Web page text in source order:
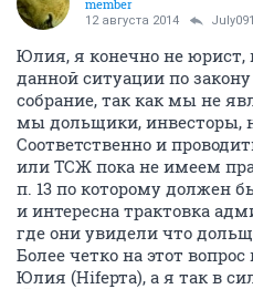
member
12 августа 2014
Юлия, я конечно не юрист,
данной ситуации по
собрание, так как мы не
мы дольщики, инвесторы,
Соответственно и
или ТСЖ пока не имеем
п. 13 по которому должен
и интересна трактовка
где они увидели что
Более четко на этот
Юлия (Нifерта), а я так в